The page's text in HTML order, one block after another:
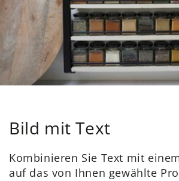
Bild mit Text
Kombinieren Sie Text mit
auf das von Ihnen gewählte